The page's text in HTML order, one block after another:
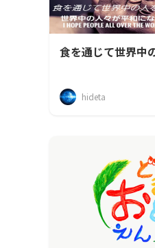
食を通じて世界中
hideta